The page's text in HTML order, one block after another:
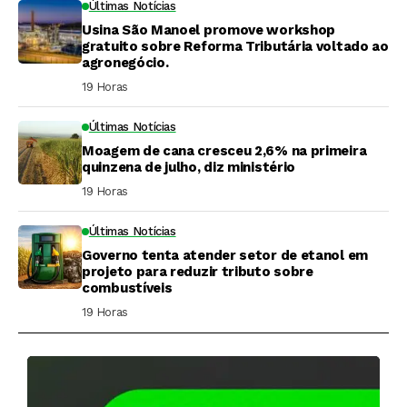
Últimas Notícias
Usina São Manoel promove workshop
gratuito sobre Reforma Tributária voltado ao
agronegócio.
19 Horas ⁮
Últimas Notícias
Moagem de cana cresceu 2,6% na primeira
quinzena de julho, diz ministério
19 Horas ⁮
Últimas Notícias
Governo tenta atender setor de etanol em
projeto para reduzir tributo sobre
combustíveis
19 Horas ⁮